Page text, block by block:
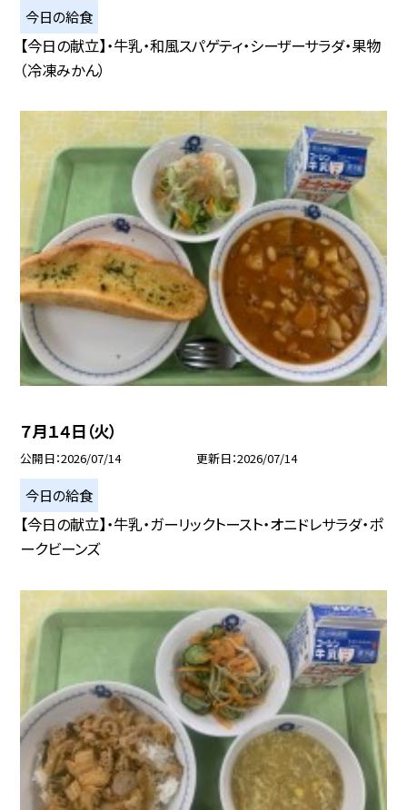
今日の給食
【今日の献立】・牛乳・和風スパゲティ・シーザーサラダ・果物
（冷凍みかん）
７月１４日（火）
公開日 2026/07/14 更新日 2026/07/14
今日の給食
【今日の献立】・牛乳・ガーリックトースト・オニドレサラダ・ポ
ークビーンズ